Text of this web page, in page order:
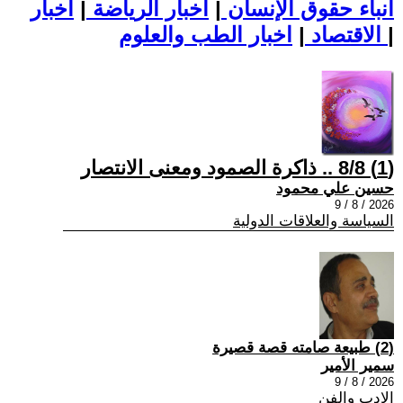
أنباء حقوق الإنسان | اخبار الرياضة | اخبار
الاقتصاد | |
(1) 8/8 .. ذاكرة الصمود ومعنى الانتصار
حسين علي محمود
2026 / 8 / 9
السياسة والعلاقات الدولية
(2) طبيعة صامته قصة قصيرة
سمير الأمير
2026 / 8 / 9
الادب والفن